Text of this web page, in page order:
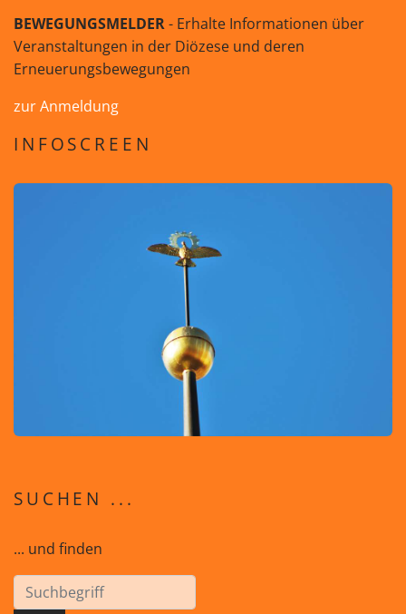
BEWEGUNGSMELDER- Erhalte Informationen über
Veranstaltungen in der Diözese und deren
Erneuerungsbewegungen
zur Anmeldung
INFOSCREEN
SUCHEN ...
... und finden